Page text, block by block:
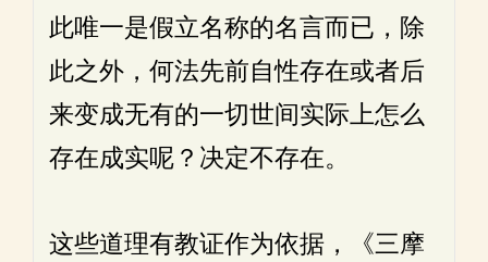
此唯一是假立名称的名言而已，除
此之外，何法先前自性存在或者后
来变成无有的一切世间实际上怎么
存在成实呢？决定不存在。
这些道理有教证作为依据，《三摩